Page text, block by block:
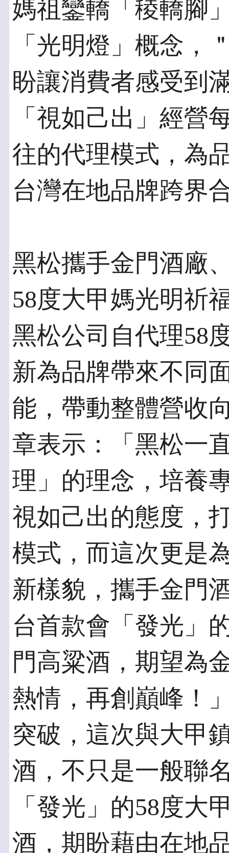
媽祖鑾轎「稜轎腳
「光明燈」概念，
盼讓消費者感受到
「視如己出」經營
往的代理模式，為
台灣在地品牌跨界
黑松攜手金門酒廠
58度大甲媽光明祈
黑松公司自代理58
新為品牌帶來不同
能，帶動整體營收
章表示：「黑松一
理」的理念，培養
視如己出的態度，
模式，而這次更是
新樣貌，攜手金門
台首款會「發光」
門高粱酒，期望為
熱情，再創巔峰！
突破，這次與大甲
酒，不只是一般聯
「發光」的58度大
酒，期盼藉由在地